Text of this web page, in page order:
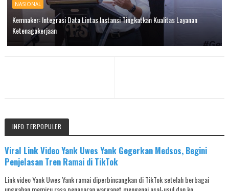
NASIONAL
Kemnaker: Integrasi Data Lintas Instansi Tingkatkan Kualitas Layanan
Ketenagakerjaan
INFO TERPOPULER
Viral Link Video Yank Uwes Yank Gegerkan Medsos, Begini
Penjelasan Tren Ramai di TikTok
Link video Yank Uwes Yank ramai diperbincangkan di TikTok setelah berbagai